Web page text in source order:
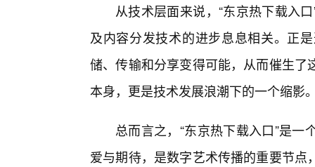
从技术层面来说，“东京热下载入
及内容分发技术的进步息息相关。正
储、传输和分享变得可能，从而催生
本身，更是技术发展浪潮下的一个缩影
总而言之，“东京热下载入口”是
爱与期待，是数字艺术传播的重要节